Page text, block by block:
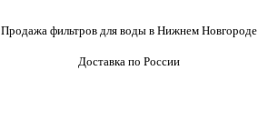
Продажа фильтров для воды в Нижнем Новгороде
Доставка по России